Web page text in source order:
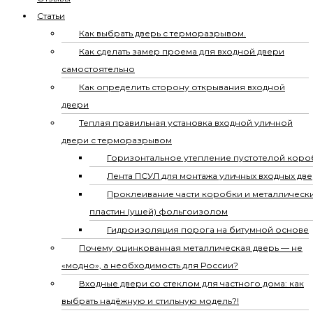
Статьи
Как выбрать дверь с терморазрывом.
Как сделать замер проема для входной двери
самостоятельно
Как определить сторону открывания входной
двери
Теплая правильная установка входной уличной
двери с терморазрывом
Горизонтальное утепление пустотелой
Лента ПСУЛ для монтажа уличных входных
Проклеивание части коробки и
пластин (ушей) фольгоизолом
Гидроизоляция порога на битумной основе
Почему оцинкованная металлическая дверь — не
«модно», а необходимость для России?
Входные двери со стеклом для частного дома: как
выбрать надёжную и стильную модель?!